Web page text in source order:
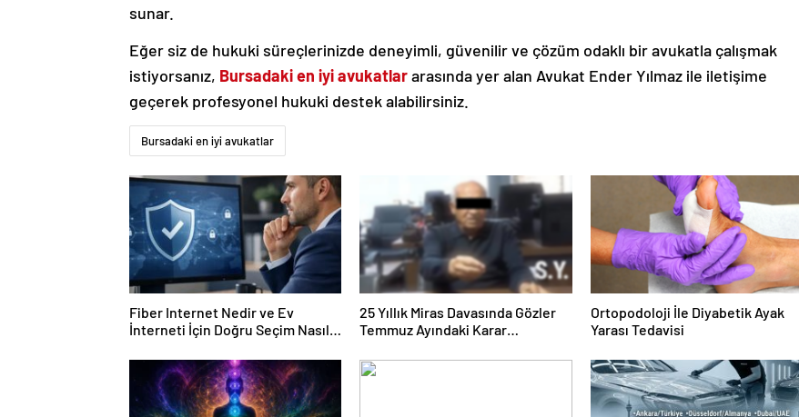
sunar.
Eğer siz de hukuki süreçlerinizde deneyimli, güvenilir ve çözüm odaklı bir avukatla çalışmak
istiyorsanız, Bursadaki en iyi avukatlararasında yer alan Avukat Ender Yılmaz ile iletişime
geçerek profesyonel hukuki destek alabilirsiniz.
Bursadaki en iyi avukatlar
Fiber Internet Nedir ve Ev
İnterneti İçin Doğru Seçim Nasıl
25 Yıllık Miras Davasında Gözler
Temmuz Ayındaki Karar
Ortopodoloji İle Diyabetik Ayak
Yarası Tedavisi